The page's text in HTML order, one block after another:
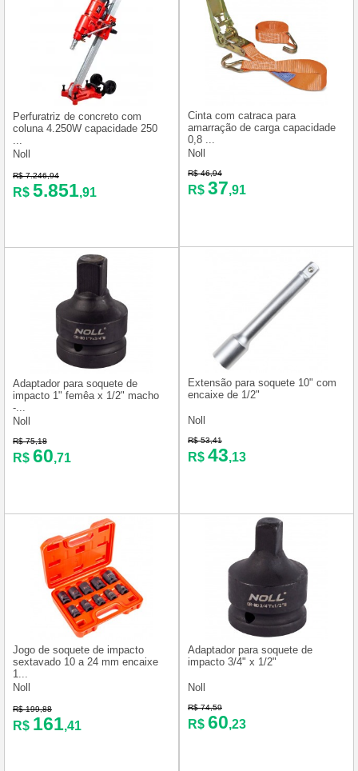
Perfuratriz de concreto com
coluna 4.250W capacidade 250
Noll
R$ 7.246,94
R$ 5.851,91
Cinta com catraca para
amarração de carga capacidade
0,8 ...
Noll
R$ 46,94
R$ 37,91
Adaptador para soquete de
impacto 1" femêa x 1/2" macho
-...
Noll
R$ 75,18
R$ 60,71
Extensão para soquete 10" com
encaixe de 1/2"
Noll
R$ 53,41
R$ 43,13
Jogo de soquete de impacto
sextavado 10 a 24 mm encaixe
1...
Noll
R$ 199,88
R$ 161,41
Adaptador para soquete de
impacto 3/4" x 1/2"
Noll
R$ 74,59
R$ 60,23